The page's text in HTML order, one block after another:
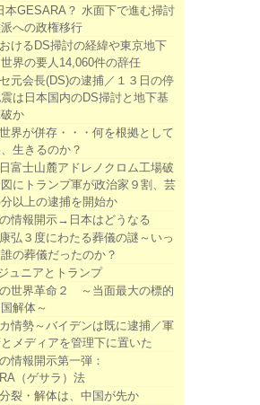
本GESARA？ 水面下で進む掃討
への政権移行
けるDS掃討の経緯や東京地下
界の要人14,060件の辞任
元会長(DS)の逮捕／１３日の停
は日本国内のDS掃討と地下基
か
界が併存・・・何を根拠として
生きるのか？
富士山麓アドレノクロム工場破
にトランプ軍が政治家９割、芸
以上の逮捕を開始か
情報開示→日本はどうなる
弘３度にわたる葬儀の謎～いっ
の葬儀だったのか？
ュニアとトランプ
世界革命２ ～当面最大の標的
解体～
情勢～バイデンは既に逮捕／軍
メディアを管理下に置いた
情報開示第一弾：
（ゲサラ）法
裂・解体は、中国が先か